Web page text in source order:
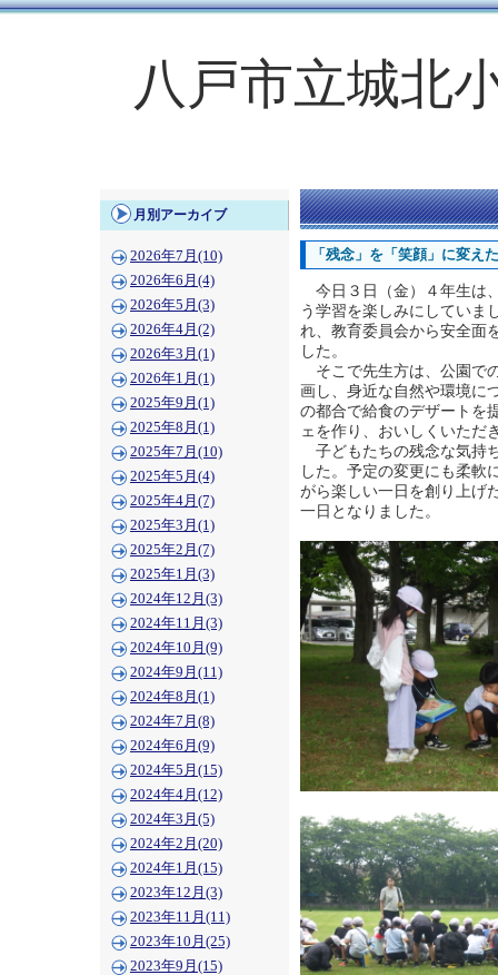
八戸市立城北
月別アーカイブ
2026年7月(10)
2026年6月(4)
2026年5月(3)
2026年4月(2)
2026年3月(1)
2026年1月(1)
2025年9月(1)
2025年8月(1)
2025年7月(10)
2025年5月(4)
2025年4月(7)
2025年3月(1)
2025年2月(7)
2025年1月(3)
2024年12月(3)
2024年11月(3)
2024年10月(9)
2024年9月(11)
2024年8月(1)
2024年7月(8)
2024年6月(9)
2024年5月(15)
2024年4月(12)
2024年3月(5)
2024年2月(20)
2024年1月(15)
2023年12月(3)
2023年11月(11)
2023年10月(25)
2023年9月(15)
「残念」を「笑顔」に変え
今日３日（金）４年生は
う学習を楽しみにしていま
れ、教育委員会から安全面
した。
そこで先生方は、公園で
画し、身近な自然や環境に
の都合で給食のデザートを
ェを作り、おいしくいただ
子どもたちの残念な気持
した。予定の変更にも柔軟
がら楽しい一日を創り上げ
一日となりました。